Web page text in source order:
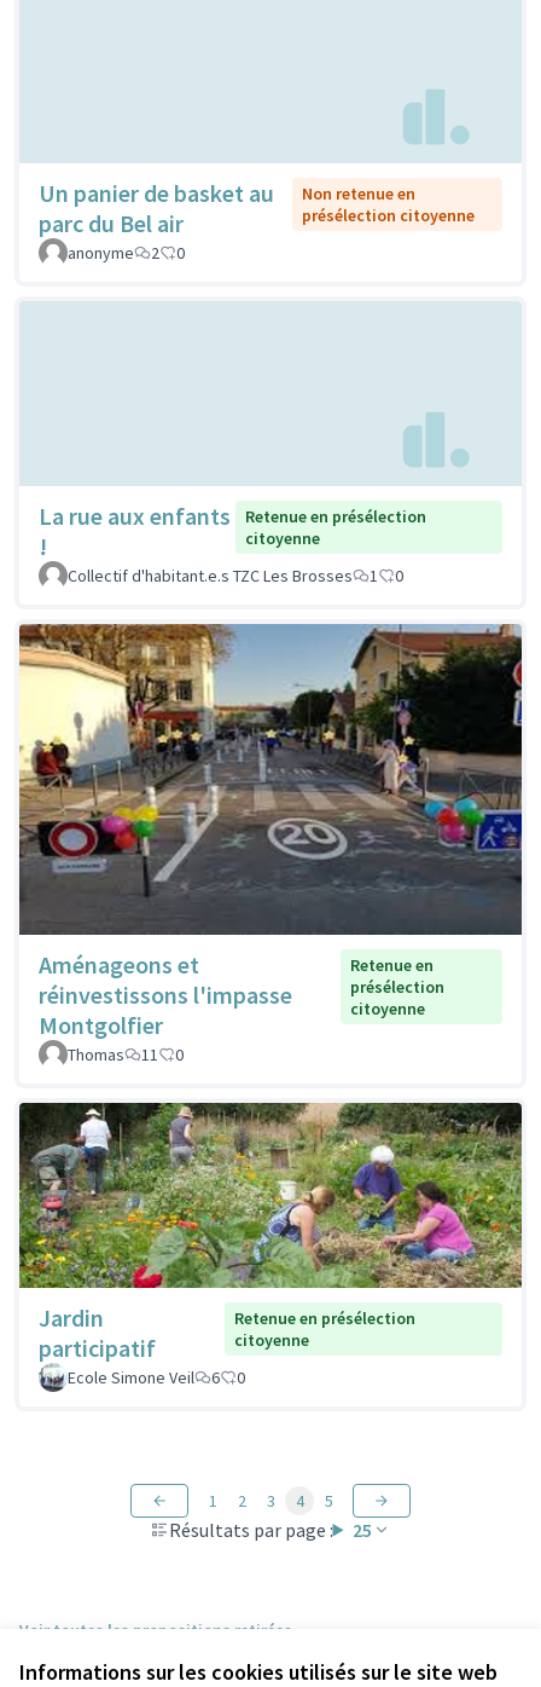
Informations sur les cookies utilisés sur le site web
Un panier de basket au
parc du Bel air
Non retenue en
présélection citoyenne
anonyme
2 0
La rue aux enfants
!
Retenue en présélection
citoyenne
Collectif d'habitant.e.s TZC Les Brosses
1 0
Aménageons et
réinvestissons l'impasse
Montgolfier
Retenue en
présélection
citoyenne
Thomas 11 0
Jardin
participatif
Retenue en présélection
citoyenne
Ecole Simone Veil
6 0
Résultats par page : 25
1 2 3 4 5
Voir toutes les propositions retirées